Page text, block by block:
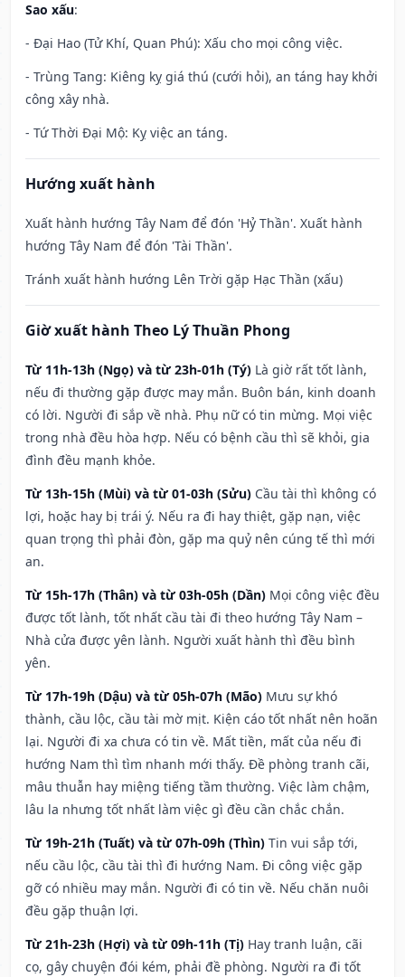
Sao xấu:
- Đại Hao (Tử Khí, Quan Phú): Xấu cho mọi công việc.
- Trùng Tang: Kiêng kỵ giá thú (cưới hỏi), an táng hay khởi
công xây nhà.
- Tứ Thời Đại Mộ: Kỵ việc an táng.
Hướng xuất hành
Xuất hành hướng Tây Nam để đón 'Hỷ Thần'. Xuất hành
hướng Tây Nam để đón 'Tài Thần'.
Tránh xuất hành hướng Lên Trời gặp Hạc Thần (xấu)
Giờ xuất hành Theo Lý Thuần Phong
Từ 11h-13h (Ngọ) và từ 23h-01h (Tý) Là giờ rất tốt lành,
nếu đi thường gặp được may mắn. Buôn bán, kinh doanh
có lời. Người đi sắp về nhà. Phụ nữ có tin mừng. Mọi việc
trong nhà đều hòa hợp. Nếu có bệnh cầu thì sẽ khỏi, gia
đình đều mạnh khỏe.
Từ 13h-15h (Mùi) và từ 01-03h (Sửu) Cầu tài thì không có
lợi, hoặc hay bị trái ý. Nếu ra đi hay thiệt, gặp nạn, việc
quan trọng thì phải đòn, gặp ma quỷ nên cúng tế thì mới
an.
Từ 15h-17h (Thân) và từ 03h-05h (Dần) Mọi công việc đều
được tốt lành, tốt nhất cầu tài đi theo hướng Tây Nam –
Nhà cửa được yên lành. Người xuất hành thì đều bình
yên.
Từ 17h-19h (Dậu) và từ 05h-07h (Mão) Mưu sự khó
thành, cầu lộc, cầu tài mờ mịt. Kiện cáo tốt nhất nên hoãn
lại. Người đi xa chưa có tin về. Mất tiền, mất của nếu đi
hướng Nam thì tìm nhanh mới thấy. Đề phòng tranh cãi,
mâu thuẫn hay miệng tiếng tầm thường. Việc làm chậm,
lâu la nhưng tốt nhất làm việc gì đều cần chắc chắn.
Từ 19h-21h (Tuất) và từ 07h-09h (Thìn) Tin vui sắp tới,
nếu cầu lộc, cầu tài thì đi hướng Nam. Đi công việc gặp
gỡ có nhiều may mắn. Người đi có tin về. Nếu chăn nuôi
đều gặp thuận lợi.
Từ 21h-23h (Hợi) và từ 09h-11h (Tị) Hay tranh luận, cãi
cọ, gây chuyện đói kém, phải đề phòng. Người ra đi tốt